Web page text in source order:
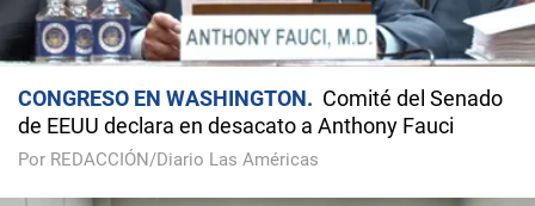
CONGRESO EN WASHINGTON
Comité del Senado
de EEUU declara en desacato a Anthony Fauci
Por REDACCIÓN/Diario Las Américas